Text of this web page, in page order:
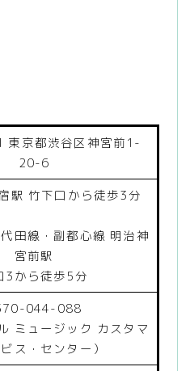
京都渋谷区神宮前1-
20-6
駅 竹下口から徒歩3分
田線・副都心線 明治神
宮前駅
3から徒歩5分
044-088
ミュージック カスタマ
ス・センター）